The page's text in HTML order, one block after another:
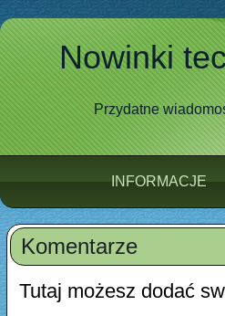
Nowinki
Przydatne
INFORMACJE
Komentarze
Tutaj możesz dodać